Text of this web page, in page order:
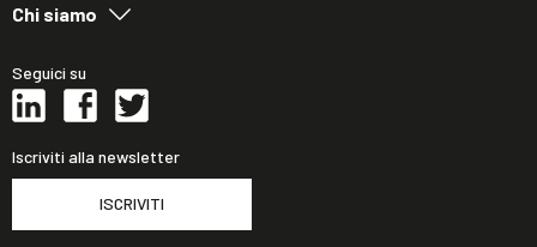
Chi siamo
Seguici su
Iscriviti alla newsletter
ISCRIVITI